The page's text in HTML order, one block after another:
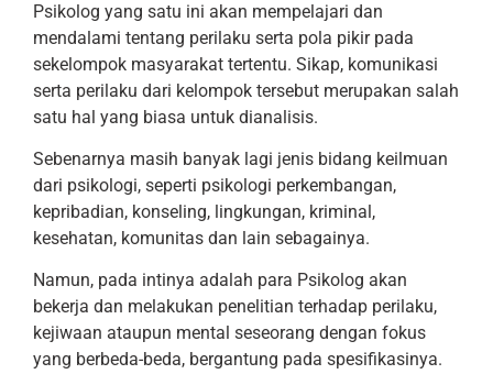
Psikolog yang satu ini akan mempelajari dan
mendalami tentang perilaku serta pola pikir pada
sekelompok masyarakat tertentu. Sikap, komunikasi
serta perilaku dari kelompok tersebut merupakan salah
satu hal yang biasa untuk dianalisis.
Sebenarnya masih banyak lagi jenis bidang keilmuan
dari psikologi, seperti psikologi perkembangan,
kepribadian, konseling, lingkungan, kriminal,
kesehatan, komunitas dan lain sebagainya.
Namun, pada intinya adalah para Psikolog akan
bekerja dan melakukan penelitian terhadap perilaku,
kejiwaan ataupun mental seseorang dengan fokus
yang berbeda-beda, bergantung pada spesifikasinya.